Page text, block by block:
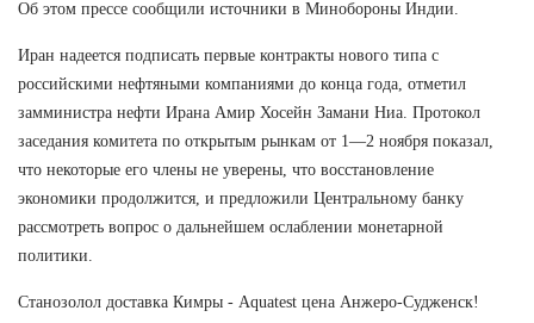
Об этом прессе сообщили источники в Минобороны Индии.
Иран надеется подписать первые контракты нового типа с
российскими нефтяными компаниями до конца года, отметил
замминистра нефти Ирана Амир Хосейн Замани Ниа. Протокол
заседания комитета по открытым рынкам от 1—2 ноября показал,
что некоторые его члены не уверены, что восстановление
экономики продолжится, и предложили Центральному банку
рассмотреть вопрос о дальнейшем ослаблении монетарной
политики.
Станозолол доставка Кимры - Aquatest цена Анжеро-Судженск!